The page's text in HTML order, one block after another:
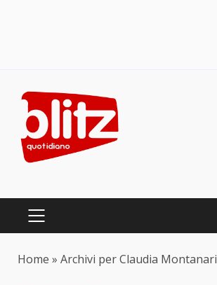
content
PRIMARY
Home » Archivi per Claudia Montanari